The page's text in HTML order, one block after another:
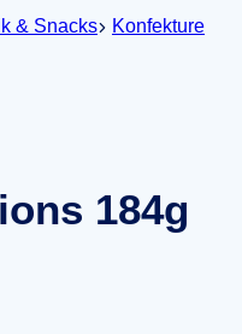
& Snacks
Konfekture
184g